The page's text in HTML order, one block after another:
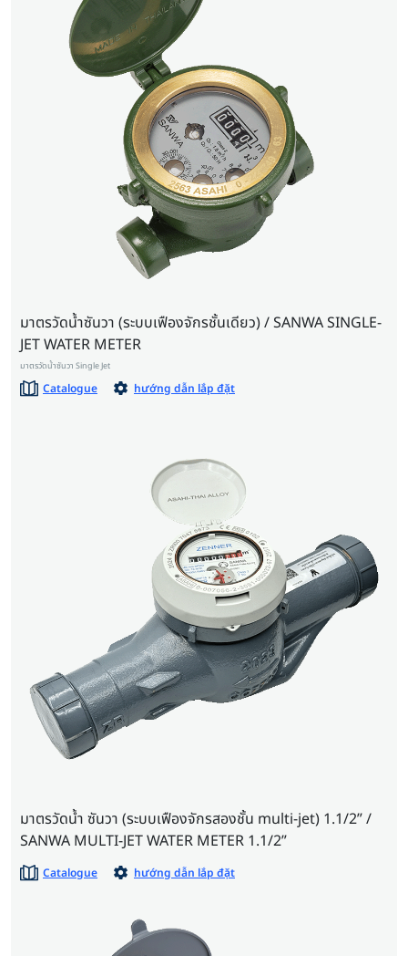
มาตรวัดน้ำซันวา (ระบบเฟืองจักรชั้นเดียว) / SANWA SINGLE-
JET WATER METER
มาตรวัดน้ำซันวา Single Jet
Catalogue hướng dẫn lắp đặt
มาตรวัดน้ำ ซันวา (ระบบเฟืองจักรสองชั้น multi-jet) 1.1/2” /
SANWA MULTI-JET WATER METER 1.1/2”
Catalogue hướng dẫn lắp đặt